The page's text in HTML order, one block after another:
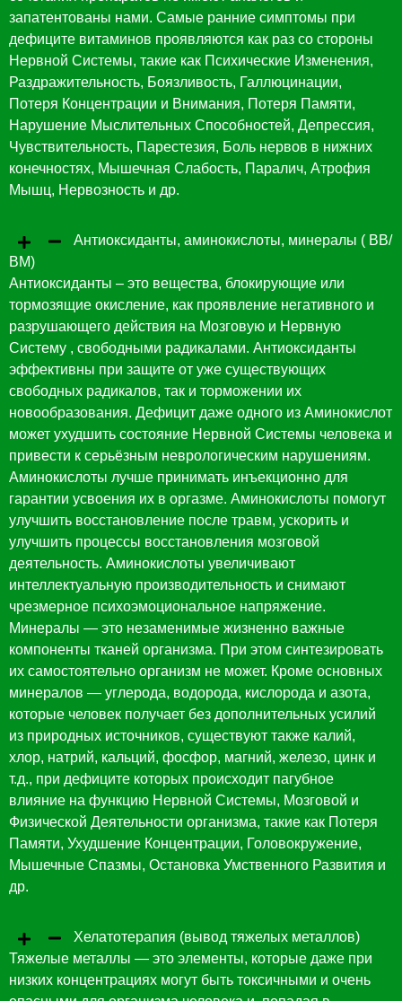
запатентованы нами. Самые ранние симптомы при
дефиците витаминов проявляются как раз со стороны
Нервной Системы, такие как Психические Изменения,
Раздражительность, Боязливость, Галлюцинации,
Потеря Концентрации и Внимания, Потеря Памяти,
Нарушение Мыслительных Способностей, Депрессия,
Чувствительность, Парестезия, Боль нервов в нижних
конечностях, Мышечная Слабость, Паралич, Атрофия
Мышц, Нервозность и др.
Антиоксиданты, аминокислоты, минералы ( ВВ/
ВМ)
Антиоксиданты – это вещества, блокирующие или
тормозящие окисление, как проявление негативного и
разрушающего действия на Мозговую и Нервную
Систему , свободными радикалами. Антиоксиданты
эффективны при защите от уже существующих
свободных радикалов, так и торможении их
новообразования. Дефицит даже одного из Аминокислот
может ухудшить состояние Нервной Системы человека и
привести к серьёзным неврологическим нарушениям.
Аминокислоты лучше принимать инъекционно для
гарантии усвоения их в оргазме. Аминокислоты помогут
улучшить восстановление после травм, ускорить и
улучшить процессы восстановления мозговой
деятельность. Аминокислоты увеличивают
интеллектуальную производительность и снимают
чрезмерное психоэмоциональное напряжение.
Минералы — это незаменимые жизненно важные
компоненты тканей организма. При этом синтезировать
их самостоятельно организм не может. Кроме основных
минералов — углерода, водорода, кислорода и азота,
которые человек получает без дополнительных усилий
из природных источников, существуют также калий,
хлор, натрий, кальций, фосфор, магний, железо, цинк и
т.д., при дефиците которых происходит пагубное
влияние на функцию Нервной Системы, Мозговой и
Физической Деятельности организма, такие как Потеря
Памяти, Ухудшение Концентрации, Головокружение,
Мышечные Спазмы, Остановка Умственного Развития и
др.
Хелатотерапия (вывод тяжелых металлов)
Тяжелые металлы — это элементы, которые даже при
низких концентрациях могут быть токсичными и очень